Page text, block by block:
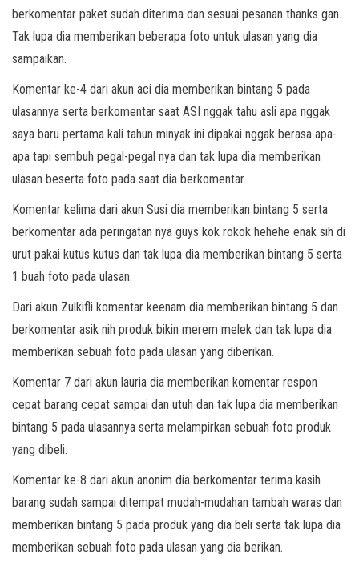
berkomentar paket sudah diterima dan sesuai pesanan thanks gan.
Tak lupa dia memberikan beberapa foto untuk ulasan yang dia
sampaikan.
Komentar ke-4 dari akun aci dia memberikan bintang 5 pada
ulasannya serta berkomentar saat ASI nggak tahu asli apa nggak
saya baru pertama kali tahun minyak ini dipakai nggak berasa apa-
apa tapi sembuh pegal-pegal nya dan tak lupa dia memberikan
ulasan beserta foto pada saat dia berkomentar.
Komentar kelima dari akun Susi dia memberikan bintang 5 serta
berkomentar ada peringatan nya guys kok rokok hehehe enak sih di
urut pakai kutus kutus dan tak lupa dia memberikan bintang 5 serta
1 buah foto pada ulasan.
Dari akun Zulkifli komentar keenam dia memberikan bintang 5 dan
berkomentar asik nih produk bikin merem melek dan tak lupa dia
memberikan sebuah foto pada ulasan yang diberikan.
Komentar 7 dari akun lauria dia memberikan komentar respon
cepat barang cepat sampai dan utuh dan tak lupa dia memberikan
bintang 5 pada ulasannya serta melampirkan sebuah foto produk
yang dibeli.
Komentar ke-8 dari akun anonim dia berkomentar terima kasih
barang sudah sampai ditempat mudah-mudahan tambah waras dan
memberikan bintang 5 pada produk yang dia beli serta tak lupa dia
memberikan sebuah foto pada ulasan yang dia berikan.